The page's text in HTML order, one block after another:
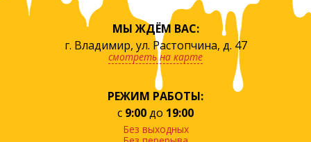
МЫ ЖДЁМ ВАС:
г. Владимир, ул. Растопчина, д. 47
смотреть на карте
РЕЖИМ РАБОТЫ:
с 9:00до 19:00
Без выходных